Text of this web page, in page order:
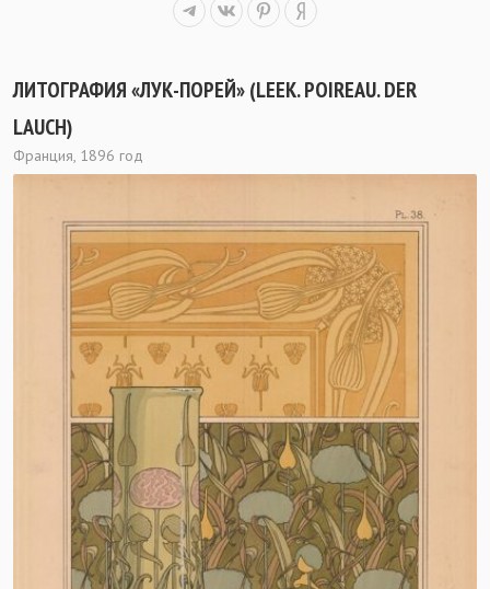
ЛИТОГРАФИЯ «ЛУК-ПОРЕЙ» (LEEK. POIREAU. DER
LAUCH)
Франция, 1896 год